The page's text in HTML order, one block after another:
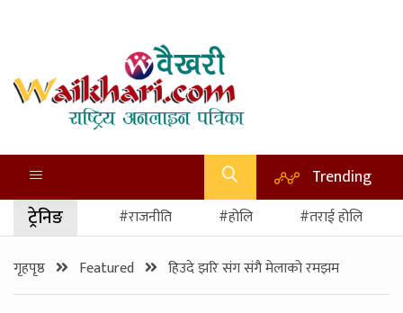
Trending
ट्रेनिङ #राजनीति #होलि #तराई होलि
गृहपृष्ठ Featured हिउदे झरि संग संगै मेलाको रमझम